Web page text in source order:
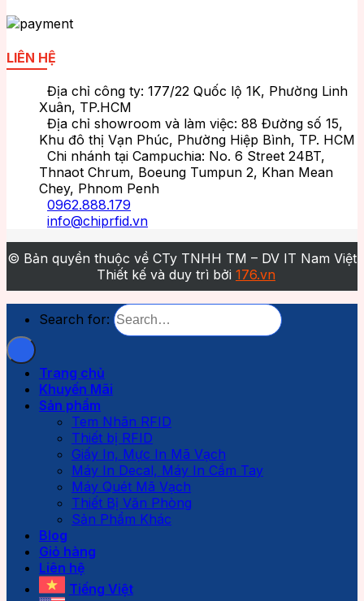
LIÊN HỆ
Địa chỉ công ty: 177/22 Quốc lộ 1K, Phường Linh
Xuân, TP.HCM
Địa chỉ showroom và làm việc: 88 Đường số 15,
Khu đô thị Vạn Phúc, Phường Hiệp Bình, TP. HCM
Chi nhánh tại Campuchia: No. 6 Street 24BT,
Thnaot Chrum, Boeung Tumpun 2, Khan Mean
Chey, Phnom Penh
0962.888.179
info@chiprfid.vn
© Bản quyền thuộc về CTy TNHH TM – DV IT Nam Việt
Thiết kế và duy trì bởi 176.vn
Search for:
Trang chủ
Khuyến Mãi
Sản phẩm
Tem Nhãn RFID
Thiết bị RFID
Giấy In, Mực In Mã Vạch
Máy In Decal, Máy In Cầm Tay
Máy Quét Mã Vạch
Thiết Bị Văn Phòng
Sản Phẩm Khác
Blog
Giỏ hàng
Liên hệ
Tiếng Việt